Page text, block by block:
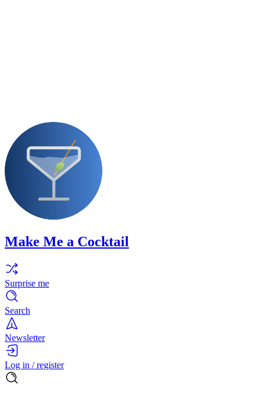
Make Me a Cocktail
Surprise me
Search
Newsletter
Log in / register